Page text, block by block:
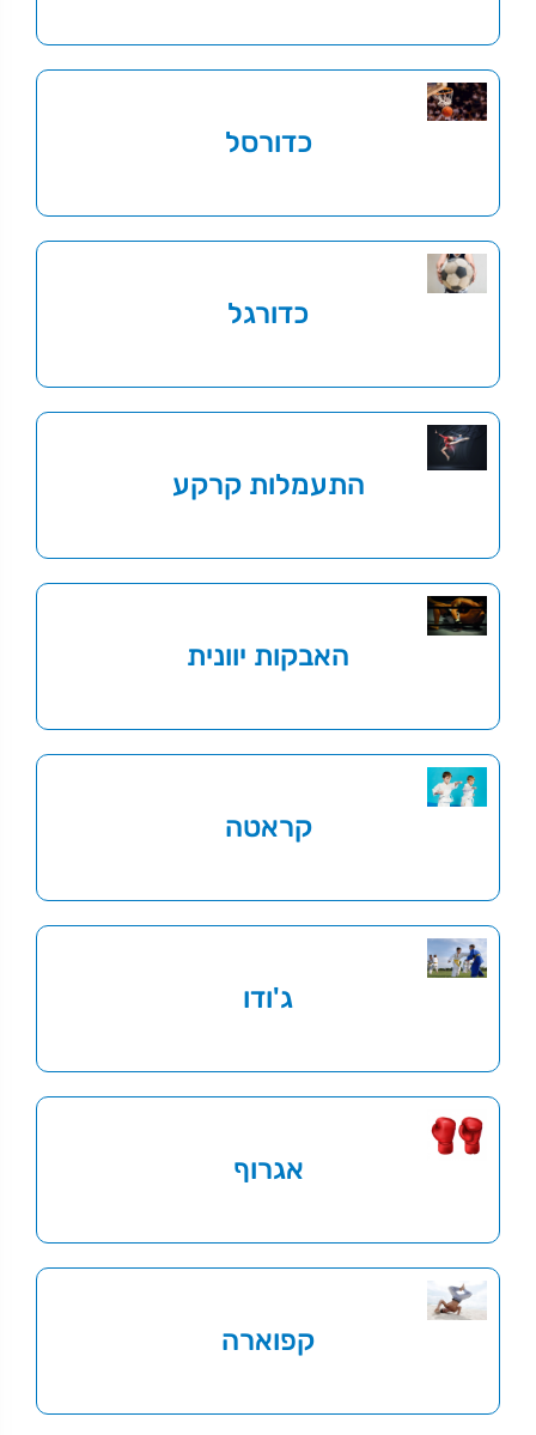
כדורסל
כדורגל
התעמלות קרקע
האבקות יוונית
קראטה
ג'ודו
אגרוף
קפוארה